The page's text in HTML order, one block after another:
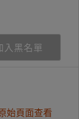
入黑名單
始頁面查看